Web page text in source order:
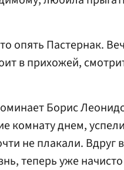
опять Пастернак.
в прихожей,
Борис
комнату днем,
не плакали. Вдруг
теперь уже